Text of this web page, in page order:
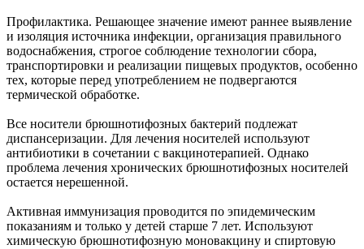
Профилактика. Решающее значение имеют раннее выявление
и изоляция источника инфекции, организация правильного
водоснабжения, строгое соблюдение технологии сбора,
транспортировки и реализации пищевых продуктов, особенно
тех, которые перед употреблением не подвергаются
термической обработке.
Все носители брюшнотифозных бактерий подлежат
диспансеризации. Для лечения носителей используют
антибиотики в сочетании с вакцинотерапией. Однако
проблема лечения хронических брюшно­тифозных носителей
остается нерешенной.
Активная иммунизация проводится по эпидемическим
показаниям и только у детей старше 7 лет. Используют
химическую брюшнотифозную моновакцину и спиртовую